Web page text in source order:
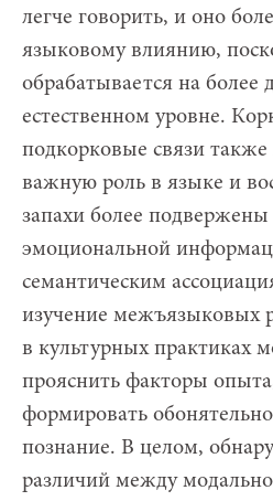
легче говорить, и оно
языковому влиянию,
обрабатывается на более
естественном уровне.
подкорковые связи также
важную роль в языке и
запахи более
эмоциональной
семантическим
изучение межъязыковых
в культурных практиках
прояснить факторы
формировать
познание. В целом,
различий между